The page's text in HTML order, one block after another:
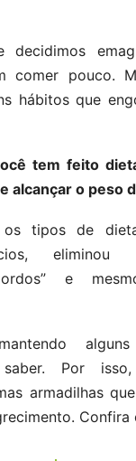
comer pouco.
hábitos que
tem feito
alcançar o peso
tipos de
eliminou
e
Por
armadilhas
Confira